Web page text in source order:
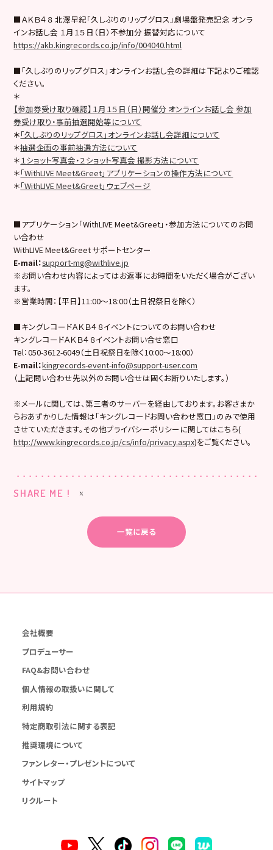
■ＡＫＢ４８ 北澤早紀「久しぶりのリップグロス」劇場盤発売記念 オンラ
インお話し会 １月１５日（日）不参加分 振替対応について
https://akb.kingrecords.co.jp/info/004040.html
■「久しぶりのリップグロス」オンラインお話し会の詳細は下記よりご確認
ください。
＊
【参加券受け取り確認】１月１５日（日）開催分 オンラインお話し会 参加
券受け取り・事前抽選開始等について
＊「久しぶりのリップグロス」オンラインお話し会詳細について
＊抽選企画の事前抽選方法について
＊１ショット写真会・２ショット写真会 撮影方法について
＊「WithLIVE Meet&Greet」アプリケーションの操作方法について
＊「WithLIVE Meet&Greet」ウェブページ
■アプリケーション「WithLIVE Meet&Greet」・参加方法についてのお問
い合わせ
WithLIVE Meet&Greet サポートセンター
E-mail：support-mg@withlive.jp
※お問い合わせ内容によってはお返事にお時間をいただく場合がござい
ます。
※営業時間：【平日】11:00〜18:00（土日祝祭日を除く）
■キングレコードＡＫＢ４８イベントについてのお問い合わせ
キングレコードＡＫＢ４８イベントお問い合せ窓口
Tel：050-3612-6049（土日祝祭日を除く10:00〜18:00）
E-mail：kingrecords-event-info@support-user.com
（上記問い合わせ先以外のお問い合せは固くお断りいたします。）
※メールに関しては、第三者のサーバーを経由しております。お客さまか
らおあずかりした情報は「キングレコードお問い合わせ窓口」のみで使用
させていただきます。その他プライバシーポリシーに関してはこちら(
http://www.kingrecords.co.jp/cs/info/privacy.aspx)をご覧ください。
SHARE ME !
一覧に戻る
会社概要
プロデューサー
FAQ&お問い合わせ
個人情報の取扱いに関して
利用規約
特定商取引法に関する表記
推奨環境について
ファンレター・プレゼントについて
サイトマップ
リクルート